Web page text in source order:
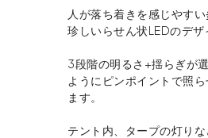
人が落ち着きを感じやす
珍しいらせん状LEDのデザ
3段階の明るさ+揺らぎが
ようにピンポイントで照
ます。
テント内、タープの灯り